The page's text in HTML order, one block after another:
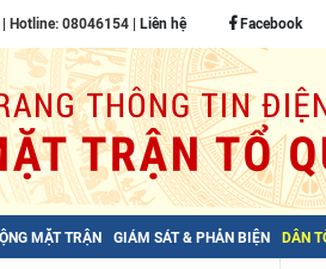
Hotline: 08046154 | Liên hệ Facebook
MẶT TRẬN GIÁM SÁT & PHẢN BIỆN DÂN